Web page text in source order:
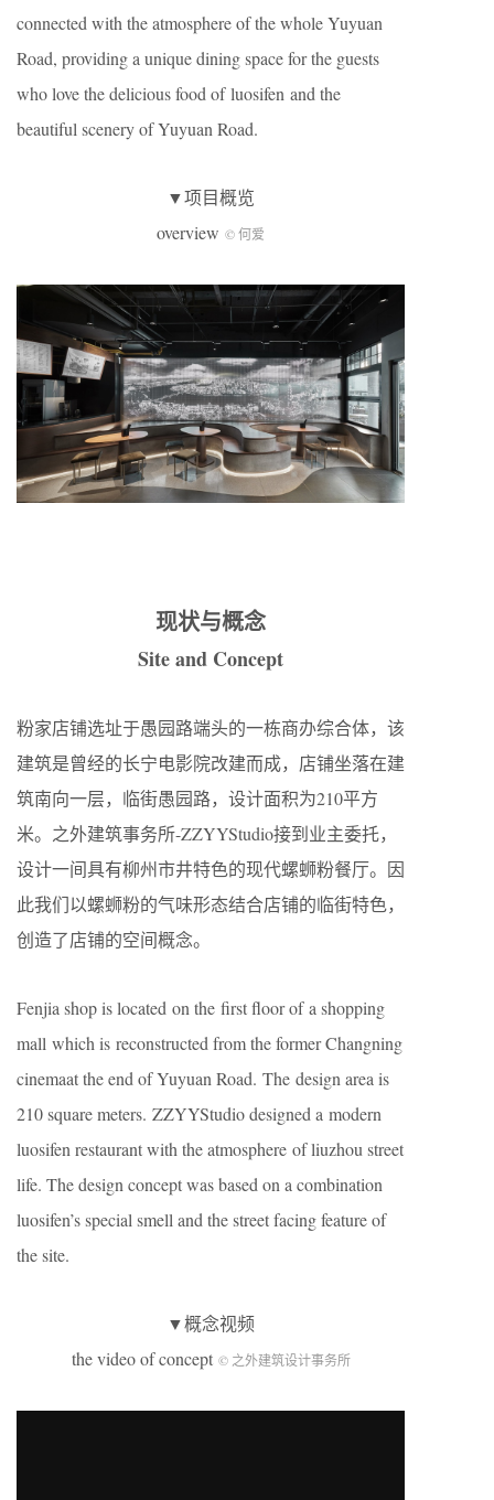
connected with the atmosphere of the whole Yuyuan
Road, providing a unique dining space for the guests
who love the delicious food of luosifen and the
beautiful scenery of Yuyuan Road.
▼项目概览
overview © 何爱
现状与概念
Site and Concept
粉家店铺选址于愚园路端头的一栋商办综合体，该
建筑是曾经的长宁电影院改建而成，店铺坐落在建
筑南向一层，临街愚园路，设计面积为210平方
米。之外建筑事务所-ZZYYStudio接到业主委托，
设计一间具有柳州市井特色的现代螺蛳粉餐厅。因
此我们以螺蛳粉的气味形态结合店铺的临街特色，
创造了店铺的空间概念。
Fenjia shop is located on the first floor of a shopping
mall which is reconstructed from the former Changning
cinemaat the end of Yuyuan Road. The design area is
210 square meters. ZZYYStudio designed a modern
luosifen restaurant with the atmosphere of liuzhou street
life. The design concept was based on a combination
luosifen’s special smell and the street facing feature of
the site.
▼概念视频
the video of concept © 之外建筑设计事务所